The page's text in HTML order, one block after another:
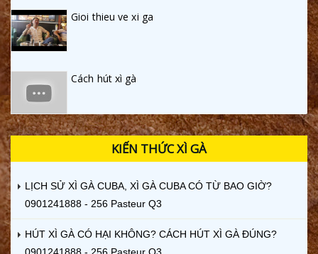
Gioi thieu ve xi ga
Cách hút xì gà
KIẾN THỨC XÌ GÀ
LỊCH SỬ XÌ GÀ CUBA, XÌ GÀ CUBA CÓ TỪ BAO GIỜ?
0901241888 - 256 Pasteur Q3
HÚT XÌ GÀ CÓ HẠI KHÔNG? CÁCH HÚT XÌ GÀ ĐÚNG?
0901241888 - 256 Pasteur Q3